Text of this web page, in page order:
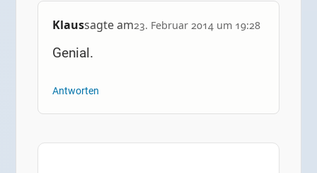
Klaussagte am23. Februar 2014 um 19:28
Genial.
Antworten